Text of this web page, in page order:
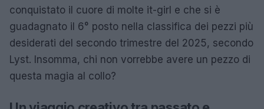
conquistato il cuore di molte it-girl e che si è
guadagnato il 6° posto nella classifica dei pezzi più
desiderati del secondo trimestre del 2025, secondo
Lyst. Insomma, chi non vorrebbe avere un pezzo di
questa magia al collo?